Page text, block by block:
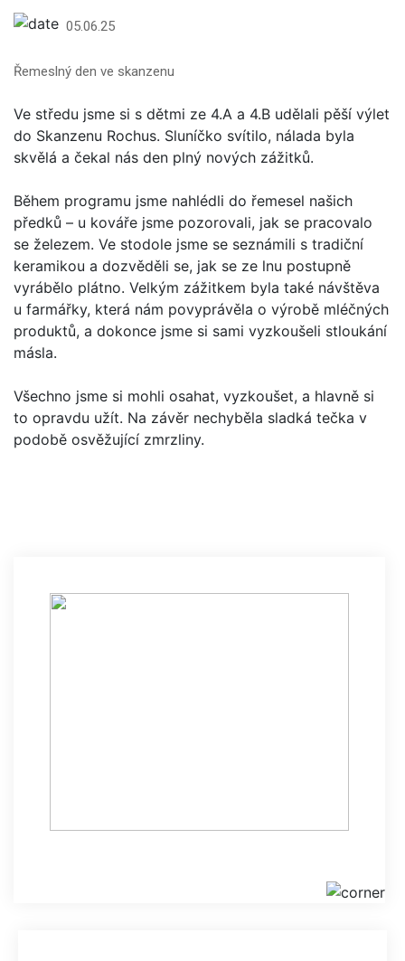
05.06.25
Řemeslný den ve skanzenu
Ve středu jsme si s dětmi ze 4.A a 4.B udělali pěší výlet
do Skanzenu Rochus. Sluníčko svítilo, nálada byla
skvělá a čekal nás den plný nových zážitků.
Během programu jsme nahlédli do řemesel našich
předků – u kováře jsme pozorovali, jak se pracovalo
se železem. Ve stodole jsme se seznámili s tradiční
keramikou a dozvěděli se, jak se ze lnu postupně
vyrábělo plátno. Velkým zážitkem byla také návštěva
u farmářky, která nám povyprávěla o výrobě mléčných
produktů, a dokonce jsme si sami vyzkoušeli stloukání
másla.
Všechno jsme si mohli osahat, vyzkoušet, a hlavně si
to opravdu užít. Na závěr nechyběla sladká tečka v
podobě osvěžující zmrzliny.